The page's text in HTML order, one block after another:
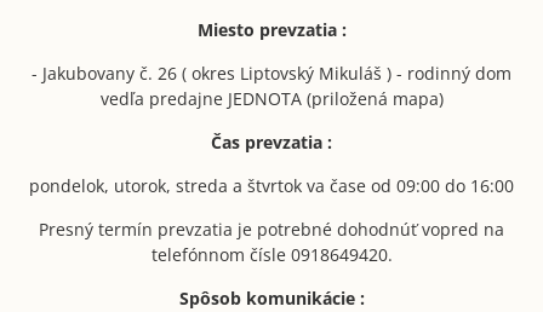
Miesto prevzatia :
- Jakubovany č. 26 ( okres Liptovský Mikuláš ) - rodinný dom
vedľa predajne JEDNOTA (priložená mapa)
Čas prevzatia :
pondelok, utorok, streda a štvrtok va čase od 09:00 do 16:00
Presný termín prevzatia je potrebné dohodnúť vopred na
telefónnom čísle 0918649420.
Spôsob komunikácie :